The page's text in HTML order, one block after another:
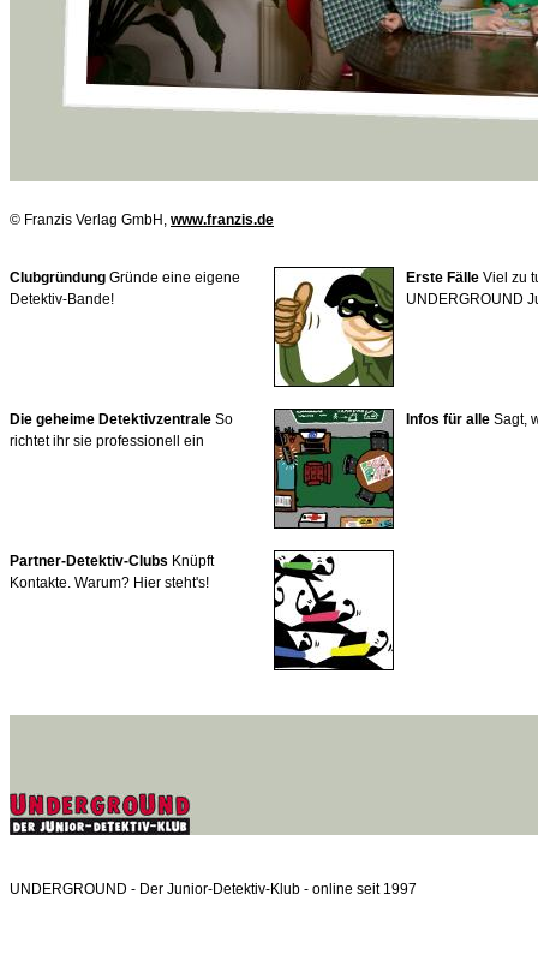
© Franzis Verlag GmbH, www.franzis.de
Clubgründung Gründe eine eigene
Detektiv-Bande!
Die geheime Detektivzentrale So
richtet ihr sie professionell ein
Partner-Detektiv-Clubs Knüpft
Kontakte. Warum? Hier steht's!
Erste Fälle Viel zu
UNDERGROUND
Infos für alle Sagt,
UNDERGROUND - Der Junior-Detektiv-Klub - online seit 1997